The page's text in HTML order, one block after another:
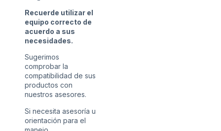
Recuerde utilizar el
equipo correcto de
acuerdo a sus
necesidades.
Sugerimos
comprobar la
compatibilidad de sus
productos con
nuestros asesores.
Si necesita asesoría u
orientación para el